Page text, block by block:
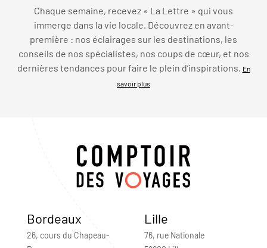
Chaque semaine, recevez « La Lettre » qui vous
immerge dans la vie locale. Découvrez en avant-
première : nos éclairages sur les destinations, les
conseils de nos spécialistes, nos coups de cœur, et nos
dernières tendances pour faire le plein d’inspirations.
En
savoir plus
Bordeaux
26, cours du Chapeau-
Lille
76, rue Nationale